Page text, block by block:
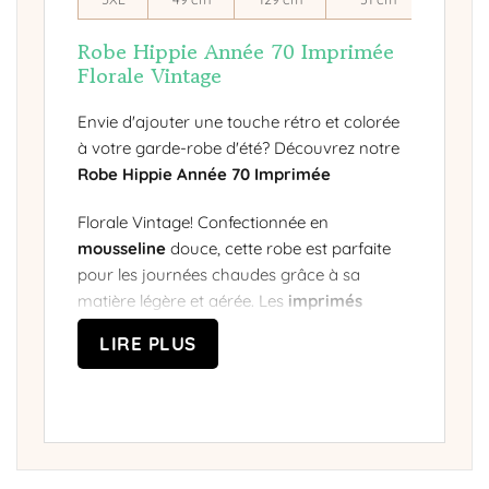
Robe Hippie Année 70 Imprimée
Florale Vintage
Envie d'ajouter une touche rétro et colorée
à votre garde-robe d'été? Découvrez notre
Robe Hippie Année 70 Imprimée
Florale Vintage! Confectionnée en
mousseline douce, cette robe est parfaite
pour les journées chaudes grâce à sa
matière légère et aérée. Les imprimés
floraux et le style
bohème
longuecapturent parfaitement l'esprit des
Un look bohème chic pour toutes
les occasions
LIRE PLUS